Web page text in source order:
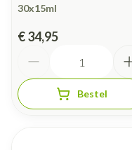
30x15ml
€ 34,95
Bestel